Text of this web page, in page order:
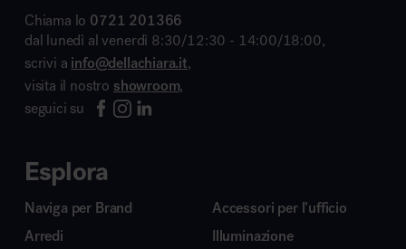
Chiama lo 0721 201366
dal lunedì al venerdì 8:30/12:30 - 14:00/18:00,
scrivi a info@dellachiara.it,
visita il nostro showroom,
seguici su
Esplora
Naviga per Brand
Arredi
Accessori per l’ufficio
Illuminazione